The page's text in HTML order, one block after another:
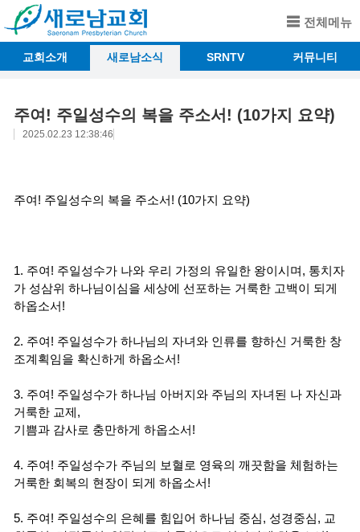
전체메뉴
교회소개 새로남소식 SRNTV 커뮤니티
주여! 주일성수의 복을 주소서! (10가지 요약)
2025.02.23 12:38:46
주여! 주일성수의 복을 주소서! (10가지 요약)
1. 주여! 주일성수가 나와 우리 가정의 유일한 왕이시며, 통치자
가 성삼위 하나님이심을 세상에 선포하는 거룩한 고백이 되게
하옵소서!
2. 주여! 주일성수가 하나님의 자녀와 인류를 향하신 거룩한 창
조계획임을 확신하게 하옵소서!
3. 주여! 주일성수가 하나님 아버지와 주님의 자녀된 나 자신과
거룩한 교제,
기쁨과 감사로 충만하게 하옵소서!
4. 주여! 주일성수가 주님의 보혈로 영육의 깨끗함을 체험하는
거룩한 회복의 현장이 되게 하옵소서!
5. 주여! 주일성수의 은혜를 힘입어 하나님 중심, 성경중심, 교